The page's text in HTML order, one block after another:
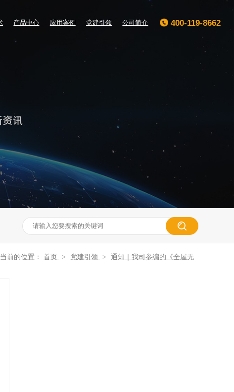
400-119-8662
产品中心 应用案例 党建引领 公司简介
前的位置： 首页 > 党建引领 > 通知｜我司参编的《全屋无